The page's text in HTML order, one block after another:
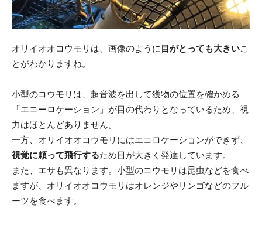
オリイオオコウモリは、画像のように 目がとっても大きいこ
とがわかりますね。
小型のコウモリは、超音波を出して獲物の位置を確かめる
「エコーロケーション」が目の代わりとなっているため、視
力はほとんどありません。
一方、オリイオオコウモリにはエコロケーションができず、
視覚に頼って飛行するため目が大きく発達しています。
また、エサも異なります。小型のコウモリは昆虫などを食べ
ますが、オリイオオコウモリはオレンジやリンゴなどのフル
ーツを食べます。